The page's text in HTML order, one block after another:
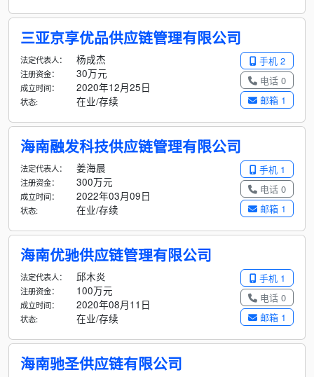
三亚京享优品供应链管理有限公司
手机 2
电话 0
邮箱 1
法定代表人： 杨成杰
注册资金： 30万元
成立时间： 2020年12月25日
状态: 在业/存续
海南融发科技供应链管理有限公司
手机 1
电话 0
邮箱 1
法定代表人： 姜海晨
注册资金： 300万元
成立时间： 2022年03月09日
状态: 在业/存续
海南优驰供应链管理有限公司
手机 1
电话 0
邮箱 1
法定代表人： 邱木炎
注册资金： 100万元
成立时间： 2020年08月11日
状态: 在业/存续
海南驰圣供应链有限公司